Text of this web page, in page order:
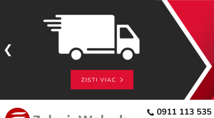
0911 113 535